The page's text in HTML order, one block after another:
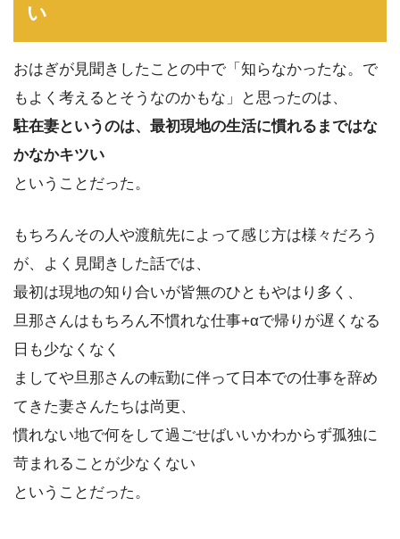
い
おはぎが見聞きしたことの中で「知らなかったな。で
もよく考えるとそうなのかもな」と思ったのは、
駐在妻というのは、最初現地の生活に慣れるまではな
かなかキツい
ということだった。
もちろんその人や渡航先によって感じ方は様々だろう
が、よく見聞きした話では、
最初は現地の知り合いが皆無のひともやはり多く、
旦那さんはもちろん不慣れな仕事+αで帰りが遅くなる
日も少なくなく
ましてや旦那さんの転勤に伴って日本での仕事を辞め
てきた妻さんたちは尚更、
慣れない地で何をして過ごせばいいかわからず孤独に
苛まれることが少なくない
ということだった。